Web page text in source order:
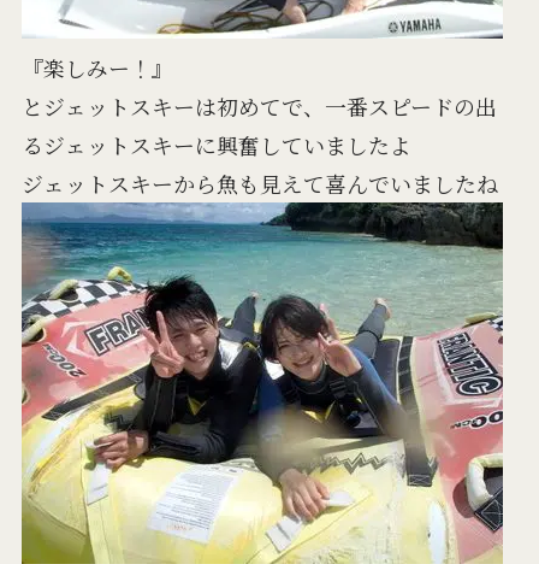
『楽しみー！』
とジェットスキーは初めてで、一番スピードの出
るジェットスキーに興奮していましたよ
ジェットスキーから魚も見えて喜んでいましたね